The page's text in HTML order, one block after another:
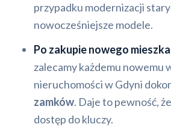
przypadku modernizacji
nowocześniejsze modele.
Po zakupie nowego
zalecamy każdemu nowemu
nieruchomości w Gdyni
zamków. Daje to pewność,
dostęp do kluczy.